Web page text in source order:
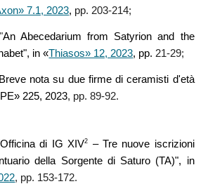
7.1, 2023, pp. 203-214;
An Abecedarium from Satyrion and the
in «Thiasos» 12, 2023, pp. 21-29;
nota su due firme di ceramisti d'età
225,2023, pp. 89-92.
Officina di IG XIV2
– Tre nuove iscrizioni
della Sorgente di Saturo (TA)", in
, pp. 153-172.